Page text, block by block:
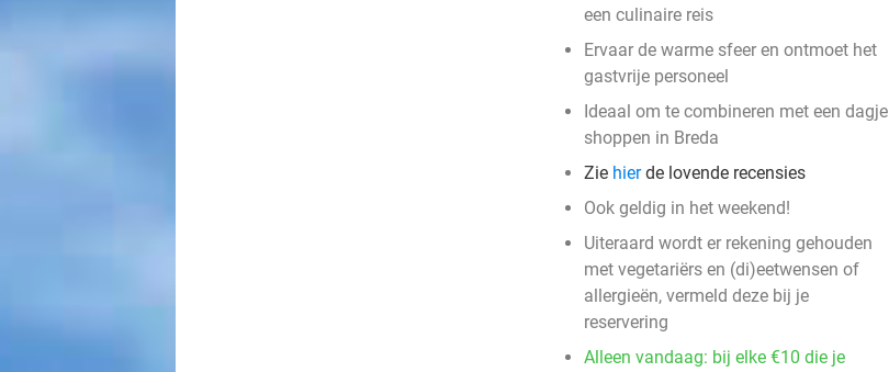
een culinaire reis
Ervaar de warme sfeer en ontmoet het
gastvrije personeel
Ideaal om te combineren met een dagje
shoppen in Breda
Zie hierde lovende recensies
Ook geldig in het weekend!
Uiteraard wordt er rekening gehouden
met vegetariërs en (di)eetwensen of
allergieën, vermeld deze bij je
reservering
Alleen vandaag: bij elke €10 die je